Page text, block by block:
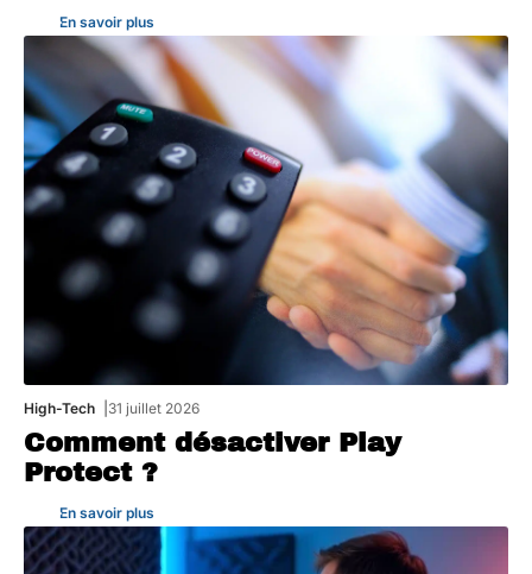
En savoir plus
High-Tech 31 juillet 2026
Comment désactiver Play
Protect ?
En savoir plus